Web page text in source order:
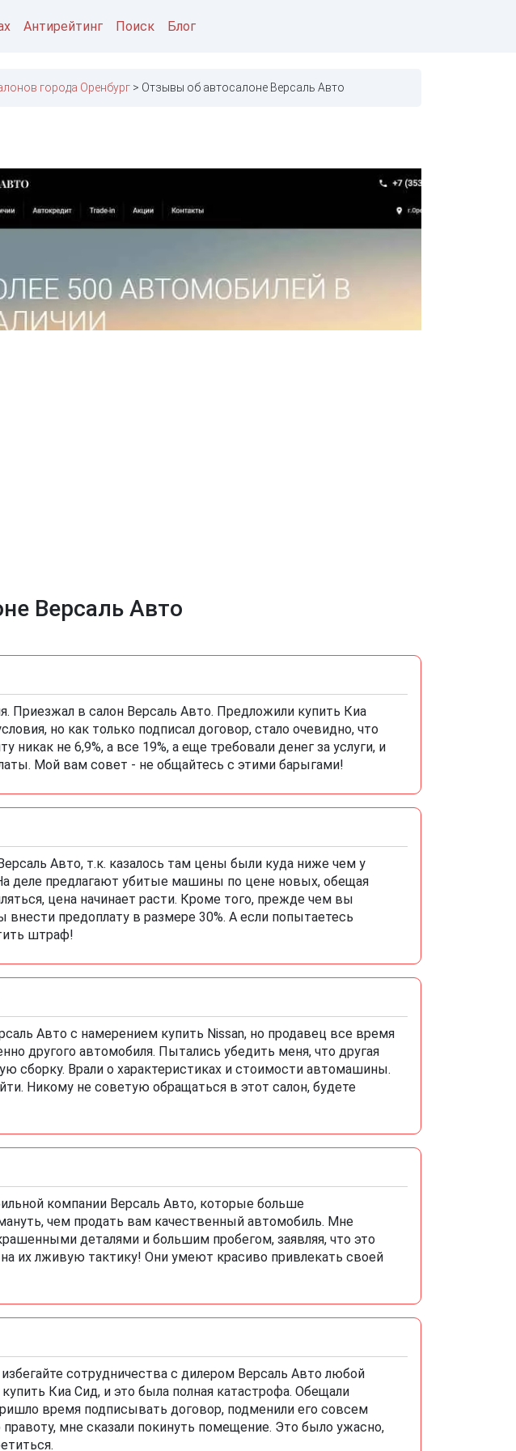
Антирейтинг Поиск Блог
города Оренбург Отзывы об автосалоне Версаль Авто
Версаль Авто
Приезжал в салон Версаль Авто. Предложили купить Киа
но как только подписал договор, стало очевидно, что
никак не 6,9%, а все 19%, а еще требовали денег за услуги, и
Мой вам совет - не общайтесь с этими барыгами!
Авто, т.к. казалось там цены были куда ниже чем у
деле предлагают убитые машины по цене новых, обещая
цена начинает расти. Кроме того, прежде чем вы
предоплату в размере 30%. А если попытаетесь
штраф!
Авто с намерением купить Nissan, но продавец все время
другого автомобиля. Пытались убедить меня, что другая
сборку. Врали о характеристиках и стоимости автомашины.
Никому не советую обращаться в этот салон, будете
компании Версаль Авто, которые больше
чем продать вам качественный автомобиль. Мне
деталями и большим пробегом, заявляя, что это
их лживую тактику! Они умеют красиво привлекать своей
сотрудничества с дилером Версаль Авто любой
Киа Сид, и это была полная катастрофа. Обещали
время подписывать договор, подменили его совсем
мне сказали покинуть помещение. Это было ужасно,